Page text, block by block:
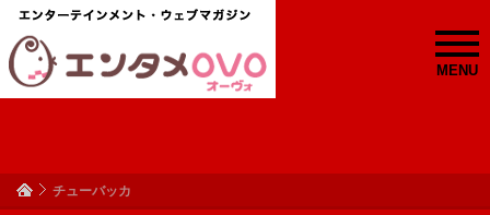
MENU
チューバッカ